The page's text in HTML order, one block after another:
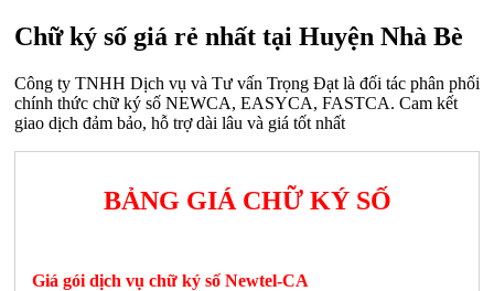
Chữ ký số giá rẻ nhất tại Huyện Nhà Bè
Công ty TNHH Dịch vụ và Tư vấn Trọng Đạt là đối tác phân phối
chính thức chữ ký số NEWCA, EASYCA, FASTCA. Cam kết
giao dịch đảm bảo, hỗ trợ dài lâu và giá tốt nhất
BẢNG GIÁ CHỮ KÝ SỐ
Giá gói dịch vụ chữ ký số Newtel-CA